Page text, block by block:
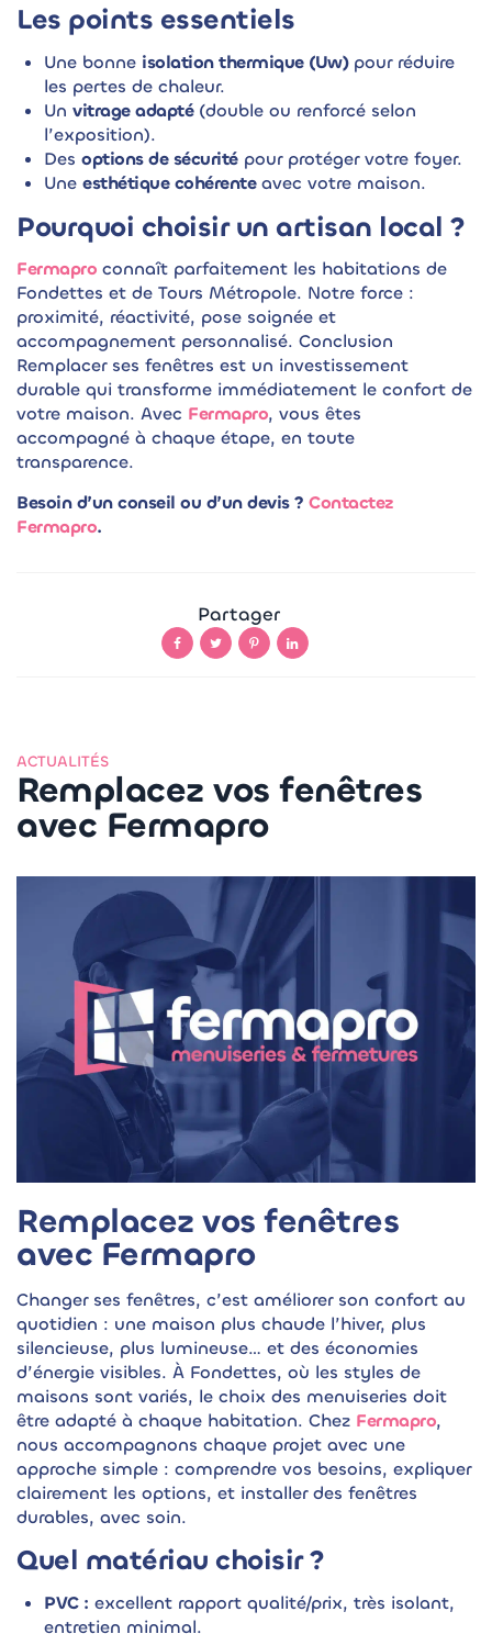
Les points essentiels
Une bonne isolation thermique (Uw)pour réduire
les pertes de chaleur.
Un vitrage adapté(double ou renforcé selon
l’exposition).
Des options de sécuritépour protéger votre foyer.
Une esthétique cohérenteavec votre maison.
Pourquoi choisir un artisan local ?
Fermapro connaît parfaitement les habitations de
Fondettes et de Tours Métropole. Notre force :
proximité, réactivité, pose soignée et
accompagnement personnalisé. Conclusion
Remplacer ses fenêtres est un investissement
durable qui transforme immédiatement le confort de
votre maison. Avec Fermapro, vous êtes
accompagné à chaque étape, en toute
transparence.
Besoin d’un conseil ou d’un devis ? Contactez
Fermapro.
Partager
ACTUALITÉS
Remplacez vos fenêtres
avec Fermapro
Remplacez vos fenêtres
avec Fermapro
Changer ses fenêtres, c’est améliorer son confort au
quotidien : une maison plus chaude l’hiver, plus
silencieuse, plus lumineuse… et des économies
d’énergie visibles. À Fondettes, où les styles de
maisons sont variés, le choix des menuiseries doit
être adapté à chaque habitation. Chez Fermapro,
nous accompagnons chaque projet avec une
approche simple : comprendre vos besoins, expliquer
clairement les options, et installer des fenêtres
durables, avec soin.
Quel matériau choisir ?
PVC : excellent rapport qualité/prix, très isolant,
entretien minimal.